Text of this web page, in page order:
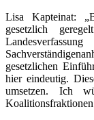
Lisa Kapteinat:
gesetzlich
gesetzlichen
hier eindeutig.
umsetzen. Ich
Koalitionsfraktionen